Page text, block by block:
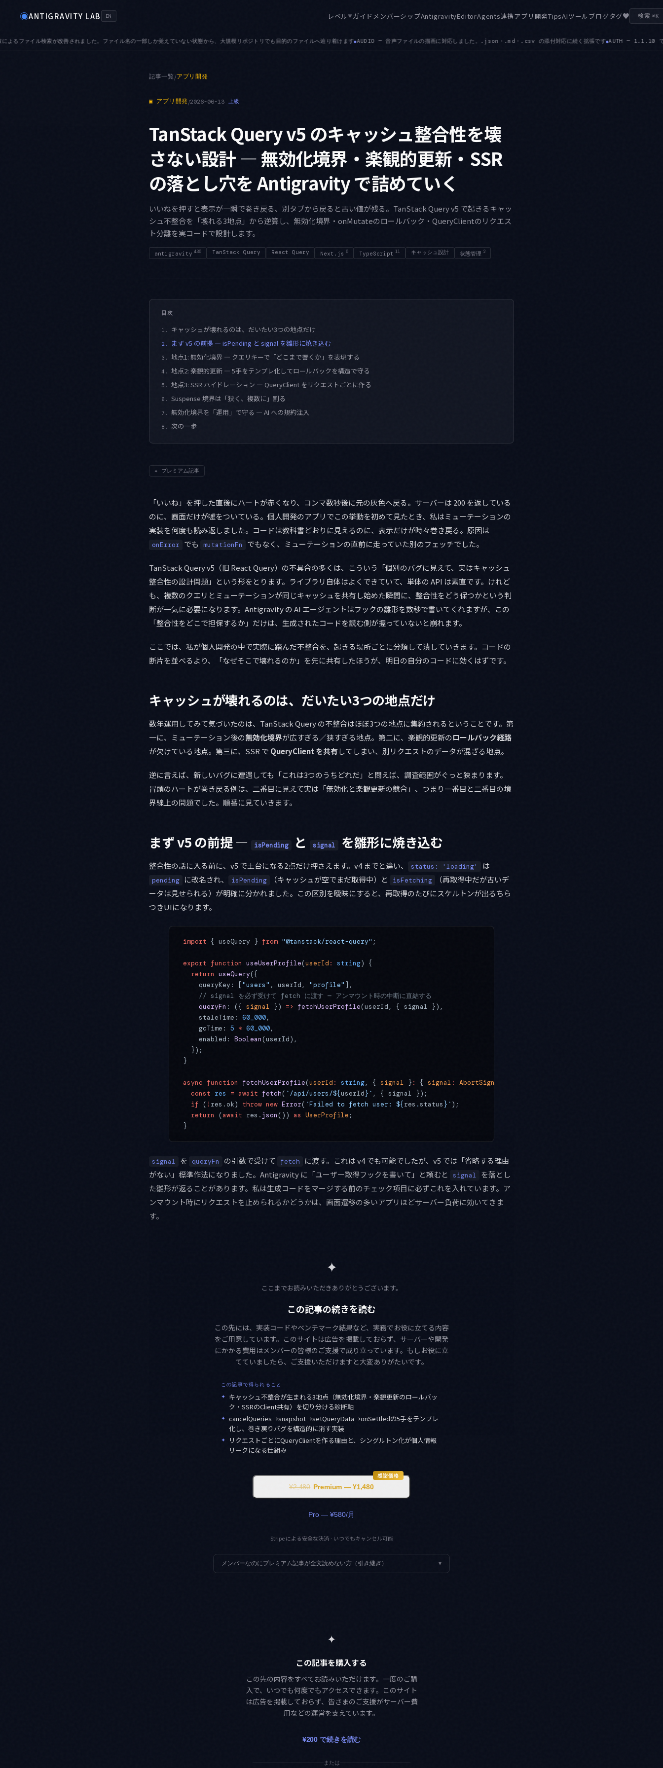
◉ANTIGRAVITY LAB EN レベル▼ガイド メンバーシップAntigravityEditorAgents連携アプリ開発TipsAIツールブログタグ♥ 検索 ⌘K
いない状態から、大規模リポジトリでも目的のファイルへ辿り着けます ●AUDIO — 音声ファイルの描画に対応しました。.json・.md・.csv の添付対応に続く拡張です● AUTH — 1.1.10 で Gemini Enterprise Business のサインインと、
記事一覧/アプリ開発
▣ アプリ開発/2026-06-13 上級
TanStack Query v5 のキャッシュ整合性を壊
さない設計 — 無効化境界・楽観的更新・SSR
の落とし穴を Antigravity で詰めていく
いいねを押すと表示が一瞬で巻き戻る、別タブから戻ると古い値が残る。TanStack Query v5 で起きるキャッ
シュ不整合を「壊れる3地点」から逆算し、無効化境界・onMutateのロールバック・QueryClientのリクエス
ト分離を実コードで設計します。
antigravity 436 TanStack Query React Query Next.js 6 TypeScript 11 キャッシュ設計 状態管理 2
目次
1. キャッシュが壊れるのは、だいたい3つの地点だけ
2. まず v5 の前提 — isPending と signal を雛形に焼き込む
3. 地点1: 無効化境界 — クエリキーで「どこまで響くか」を表現する
4. 地点2: 楽観的更新 — 5手をテンプレ化してロールバックを構造で守る
5. 地点3: SSR ハイドレーション — QueryClient をリクエストごとに作る
6. Suspense 境界は「狭く、複数に」割る
7. 無効化境界を「運用」で守る — AI への規約注入
8. 次の一歩
✦ プレミアム記事
「いいね」を押した直後にハートが赤くなり、コンマ数秒後に元の灰色へ戻る。サーバーは 200 を返している
のに、画面だけが嘘をついている。個人開発のアプリでこの挙動を初めて見たとき、私はミューテーションの
実装を何度も読み返しました。コードは教科書どおりに見えるのに、表示だけが時々巻き戻る。原因は
onError でも mutationFn でもなく、ミューテーションの直前に走っていた別のフェッチでした。
TanStack Query v5（旧 React Query）の不具合の多くは、こういう「個別のバグに見えて、実はキャッシュ
整合性の設計問題」という形をとります。ライブラリ自体はよくできていて、単体の API は素直です。けれど
も、複数のクエリとミューテーションが同じキャッシュを共有し始めた瞬間に、整合性をどう保つかという判
断が一気に必要になります。Antigravity の AI エージェントはフックの雛形を数秒で書いてくれますが、この
「整合性をどこで担保するか」だけは、生成されたコードを読む側が握っていないと崩れます。
ここでは、私が個人開発の中で実際に踏んだ不整合を、起きる場所ごとに分類して潰していきます。コードの
断片を並べるより、「なぜそこで壊れるのか」を先に共有したほうが、明日の自分のコードに効くはずです。
キャッシュが壊れるのは、だいたい3つの地点だけ
数年運用してみて気づいたのは、TanStack Query の不整合はほぼ3つの地点に集約されるということです。第
一に、ミューテーション後の無効化境界が広すぎる／狭すぎる地点。第二に、楽観的更新のロールバック経路
が欠けている地点。第三に、SSR で QueryClient を共有してしまい、別リクエストのデータが混ざる地点。
逆に言えば、新しいバグに遭遇しても「これは3つのうちどれだ」と問えば、調査範囲がぐっと狭まります。
冒頭のハートが巻き戻る例は、二番目に見えて実は「無効化と楽観更新の競合」、つまり一番目と二番目の境
界線上の問題でした。順番に見ていきます。
まず v5 の前提 — isPending と signal を雛形に焼き込む
整合性の話に入る前に、v5 で土台になる2点だけ押さえます。v4 までと違い、 status: 'loading' は
pending に改名され、 isPending （キャッシュが空でまだ取得中）と isFetching
（再取得中だが古いデ
ータは見せられる）が明確に分かれました。この区別を曖昧にすると、再取得のたびにスケルトンが出るちら
つきUIになります。
import { useQuery } from "@tanstack/react-query" ;
export function useUserProfile(userId : string) {
  return
useQuery({
    queryKey: [
"users" , userId, "profile" ],
    // signal を必ず受けて fetch に渡す — アンマウント時の中断に直結する
    queryFn
: ({ signal }) => fetchUserProfile(userId, { signal }),
    staleTime:
60_000,
    gcTime:
5 * 60_000,
    enabled:
Boolean(userId),
  });
}
async function fetchUserProfile(userId : string, { signal } : { signal : AbortSignal
  const
res = await fetch( `/api/users/${userId}` , { signal });
  if
( ! res.ok) throw new Error( `Failed to fetch user: ${res .status }` );
  return
(await res. json()) as UserProfile ;
}
signal を queryFn の引数で受けて fetch
に渡す。これは v4 でも可能でしたが、v5 では「省略する理由
がない」標準作法になりました。Antigravity に「ユーザー取得フックを書いて」と頼むと
signal
を落とし
た雛形が返ることがあります。私は生成コードをマージする前のチェック項目に必ずこれを入れています。ア
ンマウント時にリクエストを止められるかどうかは、画面遷移の多いアプリほどサーバー負荷に効いてきま
す。
✦
ここまでお読みいただきありがとうございます。
この記事の続きを読む
この先には、実装コードやベンチマーク結果など、実務でお役に立てる内容
をご用意しています。このサイトは広告を掲載しておらず、サーバーや開発
にかかる費用はメンバーの皆様のご支援で成り立っています。もしお役に立
てていましたら、ご支援いただけますと大変ありがたいです。
この記事で得られること
✦ キャッシュ不整合が生まれる3地点（無効化境界・楽観更新のロールバッ
ク・SSRのClient共有）を切り分ける診断軸
✦ cancelQueries→snapshot→setQueryData→onSettledの5手をテンプレ
化し、巻き戻りバグを構造的に消す実装
✦
リクエストごとにQueryClientを作る理由と、シングルトン化が個人情報
リークになる仕組み
感謝価格
¥2,480 Premium — ¥1,480
Pro — ¥580/月
Stripe による安全な決済 · いつでもキャンセル可能
メンバーなのにプレミアム記事が全文読めない方（引き継ぎ） ▾
✦
この記事を購入する
この先の内容をすべてお読みいただけます。一度のご購
入で、いつでも何度でもアクセスできます。このサイト
は広告を掲載しておらず、皆さまのご支援がサーバー費
用などの運営を支えています。
¥200 で続きを読む
または